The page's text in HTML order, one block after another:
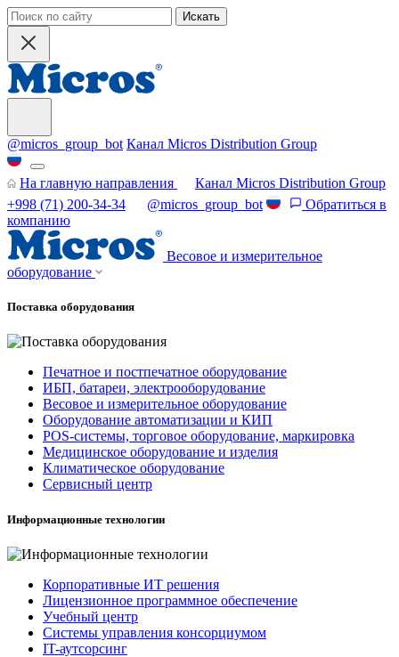
Искать
@micros_group_bot Канал Micros Distribution Group
На главную направления
Канал Micros Distribution Group
+998 (71) 200-34-34
@micros_group_bot
Обратиться в
компанию
Весовое и измерительное
оборудование
Поставка оборудования
Печатное и постпечатное оборудование
ИБП, батареи, электрооборудование
Весовое и измерительное оборудование
Оборудование автоматизации и КИП
POS-системы, торговое оборудование, маркировка
Медицинское оборудование и изделия
Климатическое оборудование
Сервисный центр
Информационные технологии
Корпоративные ИТ решения
Лицензионное программное обеспечение
Учебный центр
Системы управления консорциумом
IT-аутсорсинг